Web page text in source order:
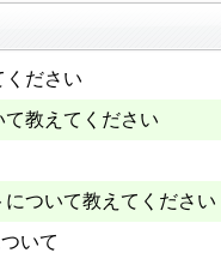
ください
教えてください
ついて教えてください
いて